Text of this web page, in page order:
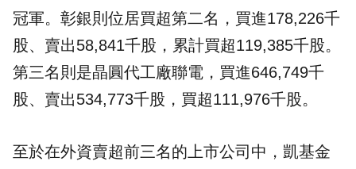
冠軍。彰銀則位居買超第二名，買進178,226千
股、賣出58,841千股，累計買超119,385千股。
第三名則是晶圓代工廠聯電，買進646,749千
股、賣出534,773千股，買超111,976千股。
至於在外資賣超前三名的上市公司中，凱基金